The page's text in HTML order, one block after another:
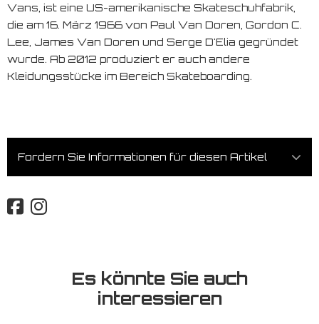
Vans, ist eine US-amerikanische Skateschuhfabrik,
die am 16. März 1966 von Paul Van Doren, Gordon C.
Lee, James Van Doren und Serge D'Elia gegründet
wurde. Ab 2012 produziert er auch andere
Kleidungsstücke im Bereich Skateboarding.
Fordern Sie Informationen für diesen Artikel
Es könnte Sie auch
interessieren